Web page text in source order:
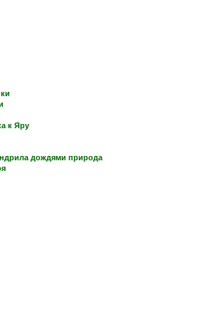
к Яру
дождями природа